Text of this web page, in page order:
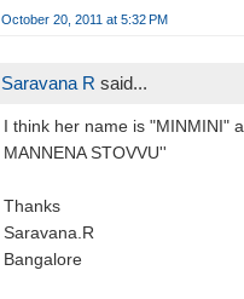
October 20, 2011 at 5:32 PM
Saravana R said...
I think her name is "MINMINI"
MANNENA STOVVU''
Thanks
Saravana.R
Bangalore